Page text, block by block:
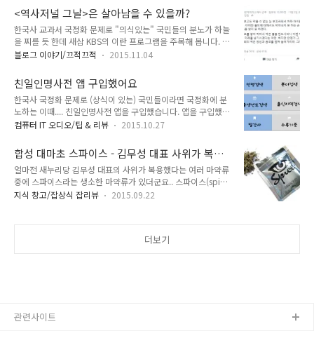
다면 이렇게 이슈화 되지도 못했을 것 같긴 합니다.. 그건 그렇고
외국에서도 임을 위한 행진곡이 더러 소개되었다는 기사를 보고
어떤 노래인지 궁금해서 찾아봤습니다.. 주로 동아시아에서 민주
화운동, 노동운동에서 불리곤 하더군요.. 노래 제목과 가사도 좀
다르다고 보면 되고 멜로디도 조금씩 다르기도 하더군요. 대체적
서 불리는 노래는 좀 찾기가 힘들었어요.. 한자표기 없는 "애적
정전(mar..
<역사저널 그날>은 살아남을 수 있을까?
한국사 교과서 국정화 문제로 "의식있는" 국민들의 분노가 하늘
을 찌를 듯 한데 새삼 KBS의 이란 프로그램을 주목해 봅니다. 저
도 즐겨보는 프로그램입니다. 역사를 다루는 프로그램이다 보니
은 프로그램이기도 한데다가 이번에 국정화 문제로 몇몇 출연진
이 국정화 반대를 표명했죠... 제일 적극적으로 반대한 분이 류근
시인이었구요.. 이 분은 간접적으로도 비판적인 뉘앙스의 발언을
자주 하기도 했습니다.. 건국대 신병주 교수도 국정화 반대에 성
명에 이름을 올리기도 했습니다. 돌이켜보면 이란 프로그램에 어
번 있었습니다. 우선 기억나는게 조선왕조의 선조에 대한 이야기
에서 수도를 버리고 몰래 도망..
블로그 이야기/끄적끄적 2015.11.04
친일인명사전 앱 구입했어요
한국사 국정화 문제로 (상식이 있는) 국민들이라면 국정화에 분
노하는 이때.... 친일인명사전 앱을 구입했습니다. 앱을 구입했다
라고는 하지만 사실상 민족문제연구소에 기부라고 생각하면 됩
드로이드 기준 구글플레이에서 "친일인명사전"을 치시면 됩니
다... 국정화를 주장하는데... 주장하는 내용에는 사실관계에 오
류와 곡해가 많죠... 한국사 국정화 문제를 몇 마디로 정리하면
이렇게 말할 수 있습니다.. 친일 매국노들의 준동.. 친일을 애국
으로 세탁.. 친일과 독재를 긍정화.. 친일이 애국으로 둔갑하고,
컴퓨터 IT 오디오/팁 & 리뷰 2015.10.27
합성 대마초 스파이스 - 김무성 대표 사위가 복용
했다는 마약
얼마전 새누리당 김무성 대표의 사위가 복용했다는 여러 마약류
중에 스파이스라는 생소한 마약류가 있더군요.. 스파이스(spice)
가 뭐냐면... 합성 대마초(Synthetic cannabis) 또는 합성 마리
흉내낸 화학 성분( HU-210, Cannabicyclohexanol, JWH-
지식 창고/잡상식 잡리뷰 2015.09.22
더보기
관련사이트